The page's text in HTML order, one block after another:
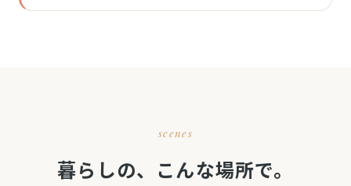
scenes
暮らしの、こんな場所で。